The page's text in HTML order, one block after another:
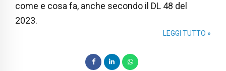
come e cosa fa, anche secondo il DL 48 del
2023.
LEGGI TUTTO »